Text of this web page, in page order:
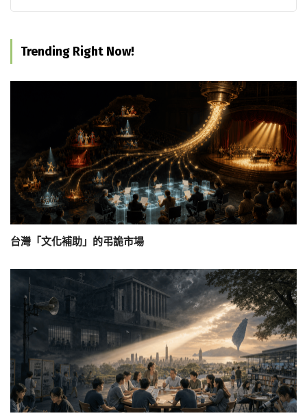
Trending Right Now!
台灣「文化補助」的弔詭市場